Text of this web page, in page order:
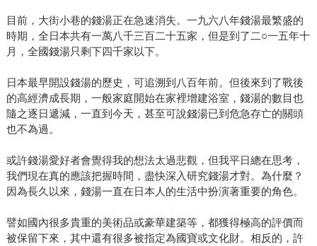
目前，大街小巷的錢湯正在急速消失。一九六八年錢湯最繁盛的
時期，全日本共有一萬八千三百二十五家，但是到了二○一五年十
月，全國錢湯只剩下四千家以下。
日本最早開設錢湯的歷史，可追溯到八百年前。但後來到了戰後
的高經濟成長期，一般家庭開始在家裡增建浴室，錢湯的數目也
隨之逐日遞減，一直到今天，甚至可說錢湯已到危急存亡的關頭
也不為過。
或許錢湯愛好者會覺得我的想法太過悲觀，但我平日總在思考，
我們現在真的應該把握時間，盡快深入研究錢湯才對。為什麼？
因為長久以來，錢湯一直在日本人的生活中扮演著重要的角色。
譬如國內很多貴重的美術品或豪華建築等，都獲得極高的評價而
被保留下來，其中還有很多被指定為國寶或文化財。相反的，許